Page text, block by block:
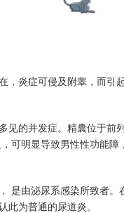
炎症可侵及附睾，而引
的并发症。精囊位于前
可明显导致男性性功能障
由泌尿系感染所致者。
此为普通的尿道炎。